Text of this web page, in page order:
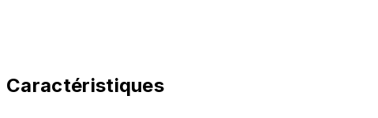
Caractéristiques